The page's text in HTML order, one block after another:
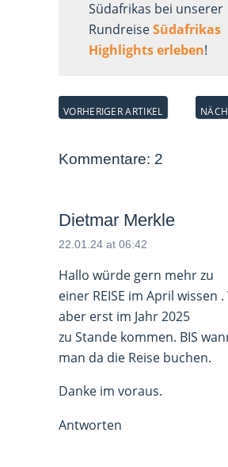
Südafrikas bei unserer
RundreiseSüdafrikas
Highlights erleben!
Kommentare: 2
Dietmar Merkle
22.01.24 at 06:42
Hallo würde gern mehr zu
einer REISE im April wissen
aber erst im Jahr 2025
zu Stande kommen. BIS
man da die Reise buchen.
Danke im voraus.
Antworten